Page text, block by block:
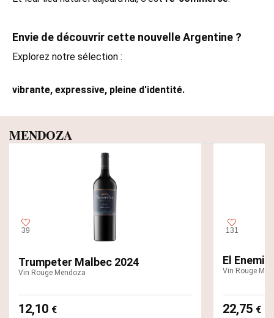
Envie de découvrir cette nouvelle Argentine ?
Explorez notre sélection :
vibrante, expressive, pleine d'identité.
MENDOZA
39
Trumpeter Malbec 2024
Vin Rouge Mendoza
12,10 €
131
El
Vin Rouge
22,75 €